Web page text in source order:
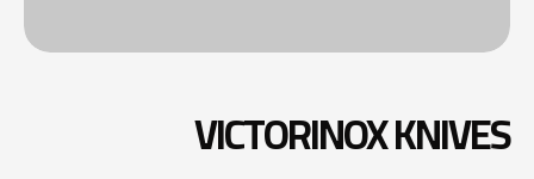
VICTORINOX KNIVES